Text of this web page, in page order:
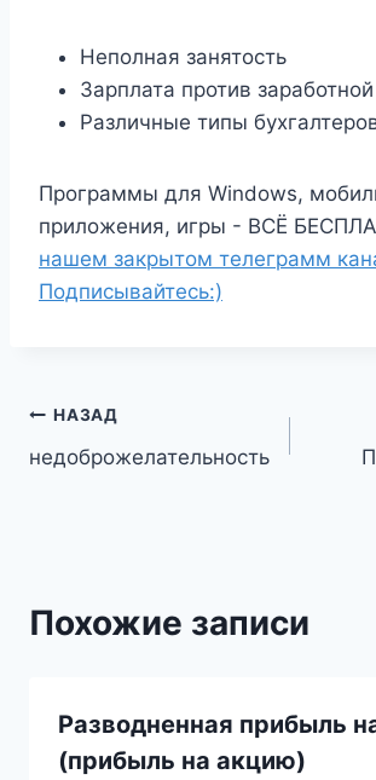
Неполная занятость
Зарплата против
Различные типы
Программы для Windows,
приложения, игры - ВСЁ
нашем закрытом телеграмм
Подписывайтесь:)
Навигация
по
НАЗАД
недоброжелательность
Похожие записи
Разводненная прибыль
(прибыль на акцию)